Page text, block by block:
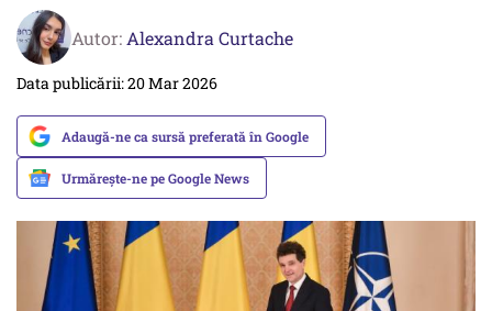
Autor: Alexandra Curtache
Data publicării: 20 Mar 2026
Adaugă-ne ca sursă preferată în Google
Urmărește-ne pe Google News